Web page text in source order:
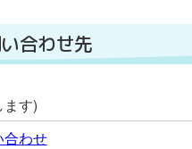
合わせ先
ます)
合わせ